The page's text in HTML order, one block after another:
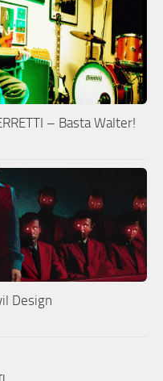
– Basta Walter!
Design